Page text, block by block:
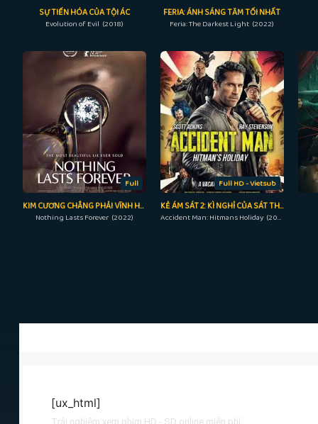
SỰ TIẾN HÓA CỦA TỘI ÁC
Evolution of Evil (2018)
FERIA: ÁNH SÁNG TĂM TỐI NHẤT
Feria: The Darkest Light (2022)
Full
KIM CƯƠNG CHẲNG PHẢI VĨNH HẰNG
Nothing Lasts Forever (2022)
Full HD - Vietsub
KẺ ÁM SÁT 2: KÌ NGHỈ CỦA SÁT THỦ
Accident Man: Hitmans Holiday (2022)